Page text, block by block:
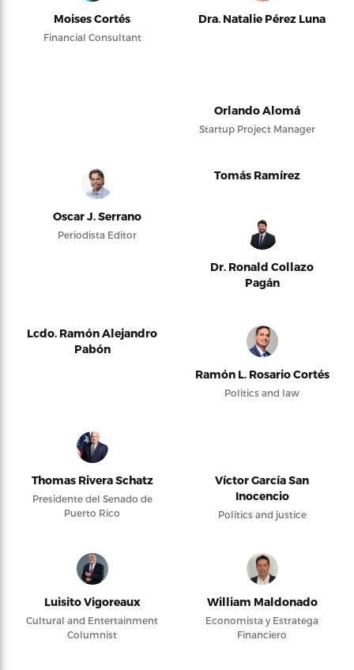
Moises Cortés
Financial Consultant
Dra. Natalie Pérez Luna
Orlando Alomá
Startup Project Manager
Oscar J. Serrano
Periodista Editor
Tomás Ramírez
Dr. Ronald Collazo
Pagán
Lcdo. Ramón Alejandro
Pabón
Ramón L. Rosario Cortés
Politics and law
Thomas Rivera Schatz
Presidente del Senado de
Puerto Rico
Víctor García San
Inocencio
Politics and justice
Luisito Vigoreaux
Cultural and Entertainment
Columnist
William Maldonado
Economista y Estratega
Financiero